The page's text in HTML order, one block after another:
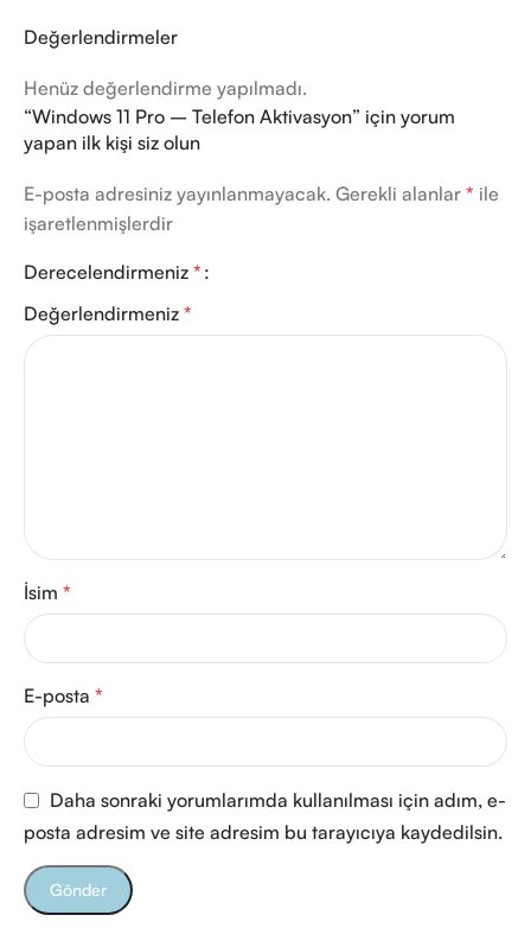
Değerlendirmeler
Henüz değerlendirme yapılmadı.
“Windows 11 Pro – Telefon Aktivasyon” için yorum
yapan ilk kişi siz olun
E-posta adresiniz yayınlanmayacak. Gerekli alanlar * ile
işaretlenmişlerdir
Derecelendirmeniz *
Değerlendirmeniz *
İsim *
E-posta *
Daha sonraki yorumlarımda kullanılması için adım, e-
posta adresim ve site adresim bu tarayıcıya kaydedilsin.